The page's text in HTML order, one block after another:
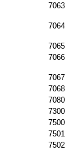
7063
7064
7065
7066
7067
7068
7080
7300
7500
7501
7502